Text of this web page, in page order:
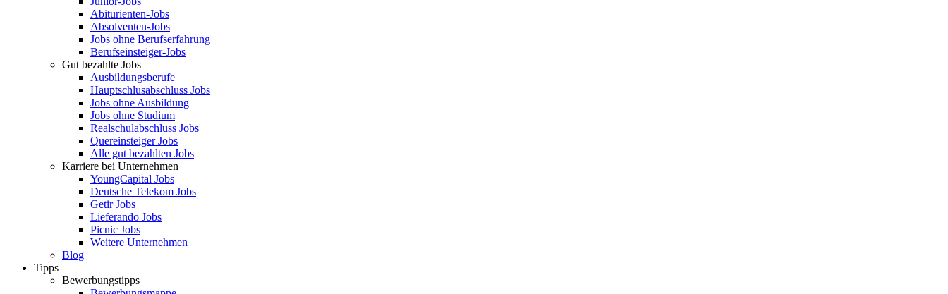
Abiturienten-Jobs
Absolventen-Jobs
Jobs ohne Berufserfahrung
Berufseinsteiger-Jobs
Gut bezahlte Jobs
Ausbildungsberufe
Hauptschlusabschluss Jobs
Jobs ohne Ausbildung
Jobs ohne Studium
Realschulabschluss Jobs
Quereinsteiger Jobs
Alle gut bezahlten Jobs
Karriere bei Unternehmen
YoungCapital Jobs
Deutsche Telekom Jobs
Getir Jobs
Lieferando Jobs
Picnic Jobs
Weitere Unternehmen
Blog
Tipps
Bewerbungstipps